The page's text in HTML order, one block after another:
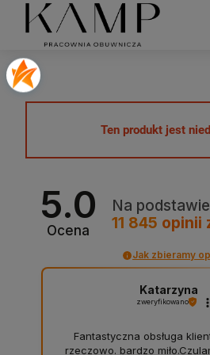
Ten produkt jest
5.0
Ocena
Na podstawie
11 845 opinii
Jak zbieramy
Katarzyna
zweryfikowano
Fantastyczna obsługa
rzeczowo. bardzo